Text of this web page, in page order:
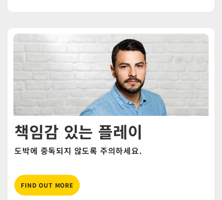
책임감 있는 플레이
도박에 중독되지 않도록 주의하세요.
FIND OUT MORE